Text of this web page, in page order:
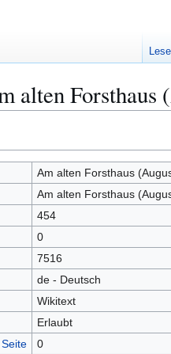
alten Forsthaus
Am alten Forsthaus
Am alten Forsthaus
454
0
7516
de - Deutsch
Wikitext
Erlaubt
0